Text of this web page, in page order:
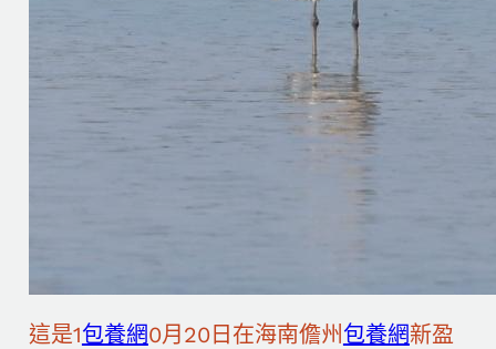
這是1包養網0月20日在海南儋州 包養網新盈